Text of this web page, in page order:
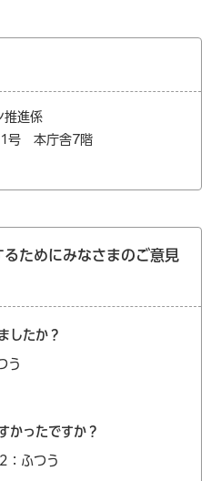
推進係
号 本庁舎7階
ためにみなさまのご意見
したか？
う
かったですか？
2：ふつう